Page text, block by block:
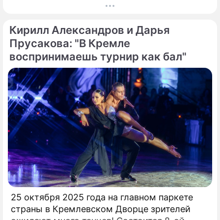
истории "быков" эти сделки даже не попали.
действительно выкладывали внушительные
суммы.
Кирилл Александров и Дарья
Прусакова: "В Кремле
воспринимаешь турнир как бал"
25 октября 2025 года на главном паркете
страны в Кремлевском Дворце зрителей